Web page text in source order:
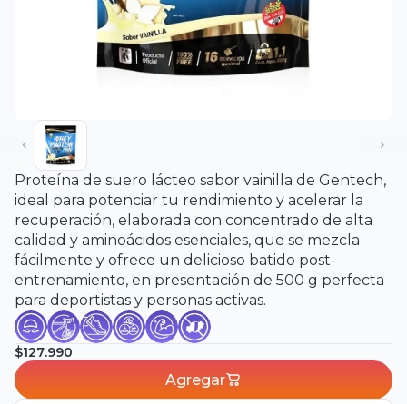
Proteína de suero lácteo sabor vainilla de Gentech,
ideal para potenciar tu rendimiento y acelerar la
recuperación, elaborada con concentrado de alta
calidad y aminoácidos esenciales, que se mezcla
fácilmente y ofrece un delicioso batido post-
entrenamiento, en presentación de 500 g perfecta
para deportistas y personas activas.
$127.990
Agregar